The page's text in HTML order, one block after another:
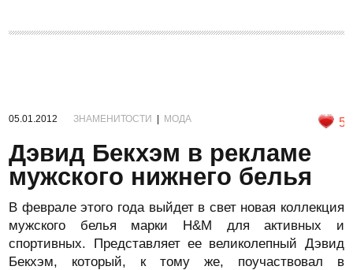
05.01.2012 ЗНАМЕНИТОСТИ МОДА 5
Дэвид Бекхэм в рекламе
мужского нижнего белья
В феврале этого года выйдет в свет новая коллекция
мужского белья марки H&M для активных и
спортивных. Представляет ее великолепный Дэвид
Бекхэм, который, к тому же, поучаствовал в